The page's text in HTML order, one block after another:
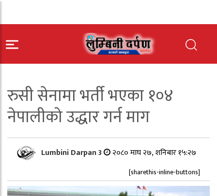
रुसी सेनामा भर्ती भएका १०४
नेपालीको उद्धार गर्न माग
Lumbini Darpan 3 २०८० माघ २७, शनिबार १५:२७
[sharethis-inline-buttons]